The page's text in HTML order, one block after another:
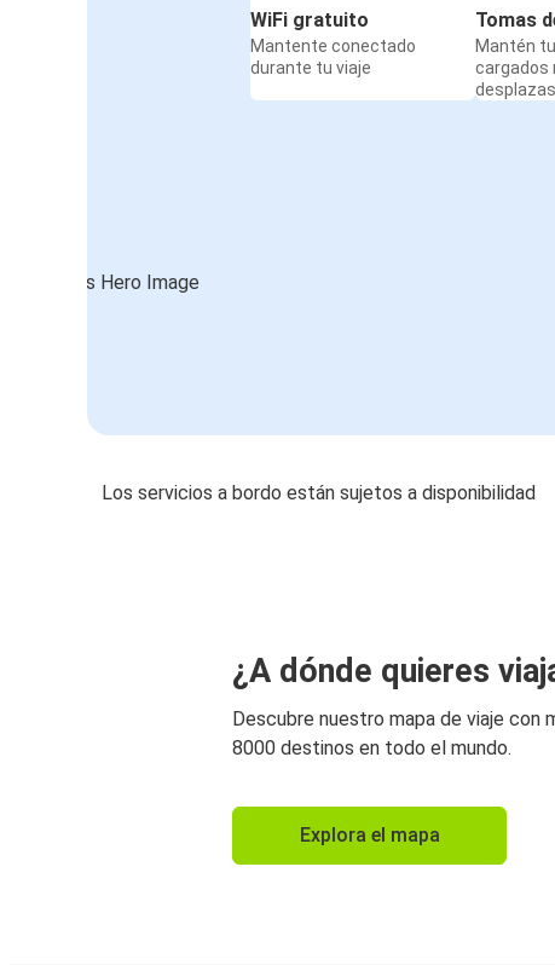
WiFi gratuito
Mantente conectado
durante tu viaje
Tomas
Mantén
cargados
desplazas
Los servicios a bordo están sujetos a disponibilidad
¿A dónde quieres
Descubre nuestro mapa de viaje con
8000 destinos en todo el mundo.
Explora el mapa